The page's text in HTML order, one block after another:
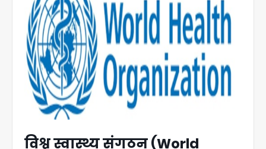
विश्व स्वास्थ्य संगठन (World